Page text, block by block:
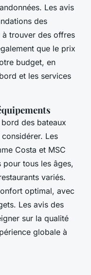
Les avis
des
trouver des offres
que le prix
budget, en
et les services
des bateaux
Les
Costa et MSC
pour tous les âges,
variés.
optimal, avec
Les avis des
sur la qualité
globale à